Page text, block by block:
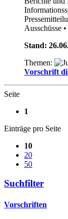
Ausschüsse
Stand:
Themen:
Vorschrift
Seite
1
Einträge pro Seite
10
20
50
Suchfilter
Vorschriften